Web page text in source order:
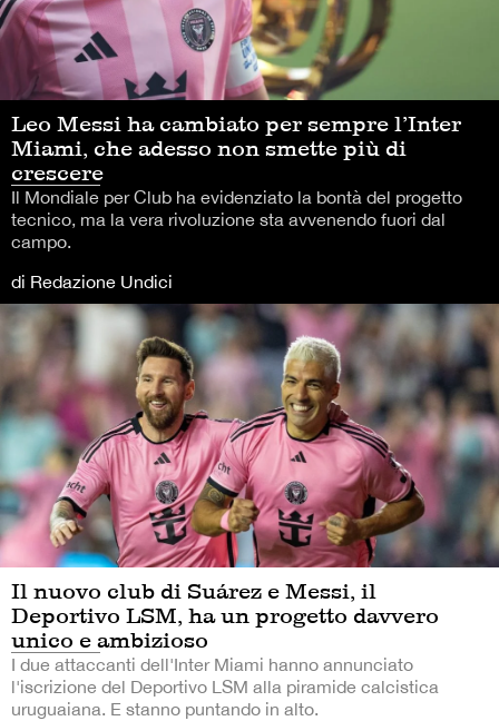
Leo Messi ha cambiato per sempre l’Inter
Miami, che adesso non smette più di
crescere
Il Mondiale per Club ha evidenziato la bontà del progetto
tecnico, ma la vera rivoluzione sta avvenendo fuori dal
campo.
di Redazione Undici
Il nuovo club di Suárez e Messi, il
Deportivo LSM, ha un progetto davvero
unico e ambizioso
I due attaccanti dell'Inter Miami hanno annunciato
l'iscrizione del Deportivo LSM alla piramide calcistica
uruguaiana. E stanno puntando in alto.